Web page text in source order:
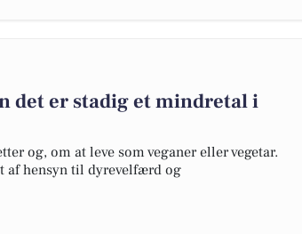
det er stadig et mindretal i
og, om at leve som veganer eller vegetar.
af hensyn til dyrevelfærd og